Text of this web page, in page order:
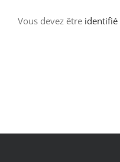
Vous devez être identifié